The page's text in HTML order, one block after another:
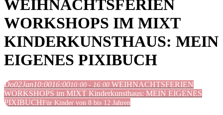
WEIHNACHTSFERIEN
WORKSHOPS IM MIXT
KINDERKUNSTHAUS: MEIN
EIGENES PIXIBUCH
Do02Jan10:0016:0010:00 - 16:00 WEIHNACHTSFERIEN
WORKSHOPS im MIXT Kinderkunsthaus: MEIN EIGENES
PIXIBUCHFür Kinder von 8 bis 12 Jahren